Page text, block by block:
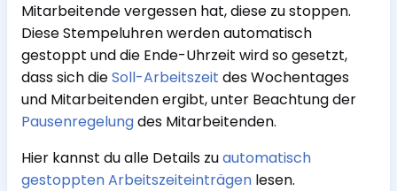
Mitarbeitende vergessen hat, diese zu stoppen.
Diese Stempeluhren werden automatisch
gestoppt und die Ende-Uhrzeit wird so gesetzt,
dass sich dieSoll-Arbeitszeit des Wochentages
und Mitarbeitenden ergibt, unter Beachtung der
Pausenregelungdes Mitarbeitenden.
Hier kannst du alle Details zuautomatisch
gestoppten Arbeitszeiteinträgen lesen.